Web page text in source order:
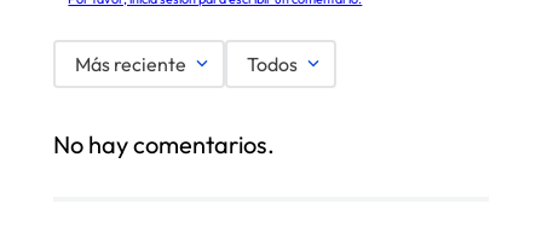
Más reciente Todos
No hay comentarios.